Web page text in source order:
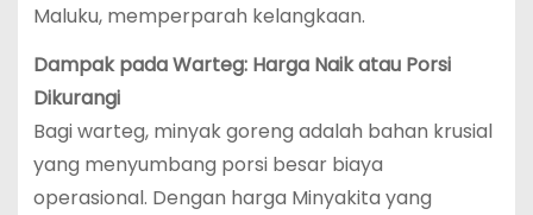
Maluku, memperparah kelangkaan.
Dampak pada Warteg: Harga Naik atau Porsi
Dikurangi
Bagi warteg, minyak goreng adalah bahan krusial
yang menyumbang porsi besar biaya
operasional. Dengan harga Minyakita yang